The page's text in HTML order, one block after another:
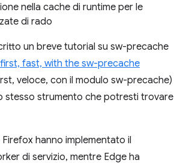
nella cache di runtime per le
di rado
un breve tutorial su sw-precache
fast, with the sw-precache
veloce, con il modulo sw-precache)
stesso strumento che potresti trovare
hanno implementato il
di servizio, mentre Edge ha